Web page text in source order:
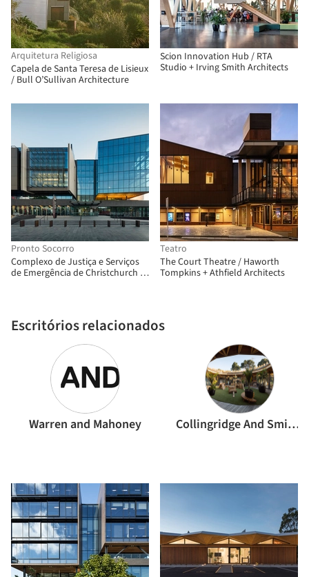
Arquitetura Religiosa
Capela de Santa Teresa de Lisieux
/ Bull O’Sullivan Architecture
Scion Innovation Hub / RTA
Studio + Irving Smith Architects
Pronto Socorro
Complexo de Justiça e Serviços
de Emergência de Christchurch /
Escritórios relacionados
Warren and Mahoney Collingridge And Smith Architects (CASA)
Teatro
The Court Theatre / Haworth
Tompkins + Athfield Architects